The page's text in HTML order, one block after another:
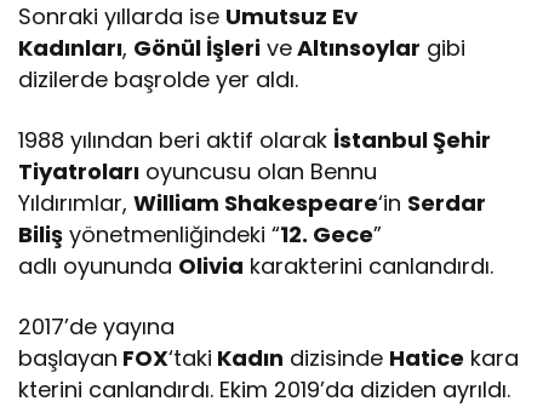
Sonraki yıllarda ise Umutsuz Ev
Kadınları, Gönül İşleri veAltınsoylar gibi
dizilerde başrolde yer aldı.
1988 yılından beri aktif olarak İstanbul Şehir
Tiyatroları oyuncusu olan Bennu
Yıldırımlar,William Shakespeare‘in Serdar
Biliş yönetmenliğindeki “12. Gece”
adlı oyununda Olivia karakterini canlandırdı.
2017’de yayına
başlayan FOX‘taki Kadın dizisinde Hatice kara
kterini canlandırdı. Ekim 2019’da diziden ayrıldı.